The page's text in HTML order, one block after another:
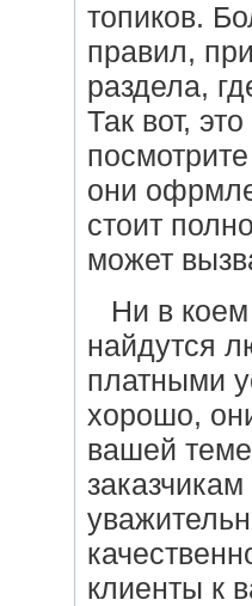
топиков.
правил,
раздела,
Так вот,
они
стоит
может
Ни в коем
найдутся
платными
хорошо,
вашей
клиенты к